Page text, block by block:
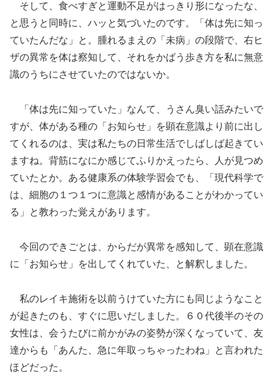
そして、食べすぎと運動不足がはっきり形になったな、
と思うと同時に、ハッと気づいたのです。「体は先に知っ
ていたんだな」と。腫れるまえの「未病」の段階で、右ヒ
ザの異常を体は察知して、それをかばう歩き方を私に無意
識のうちにさせていたのではないか。
「体は先に知っていた」なんて、うさん臭い話みたいで
すが、体がある種の「お知らせ」を顕在意識より前に出し
てくれるのは、実は私たちの日常生活でしばしば起きてい
ますね。背筋になにか感じてふりかえったら、人が見つめ
ていたとか。ある健康系の体験学習会でも、「現代科学で
は、細胞の１つ１つに意識と感情があることがわかってい
る」と教わった覚えがあります。
今回のできごとは、からだが異常を感知して、顕在意識
に「お知らせ」を出してくれていた、と解釈しました。
私のレイキ施術を以前うけていた方にも同じようなこと
が起きたのも、すぐに思いだしました。６０代後半のその
女性は、会うたびに前かがみの姿勢が深くなっていて、友
達からも「あんた、急に年取っちゃったわね」と言われた
ほどだった。